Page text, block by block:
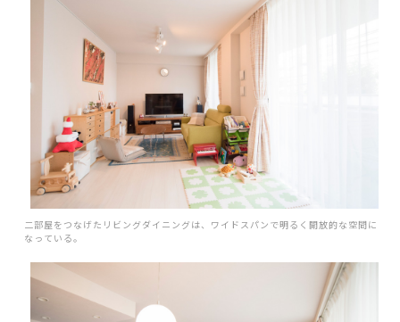
二部屋をつなげたリビングダイニングは、ワイドスパンで明るく開放的な空間に
なっている。